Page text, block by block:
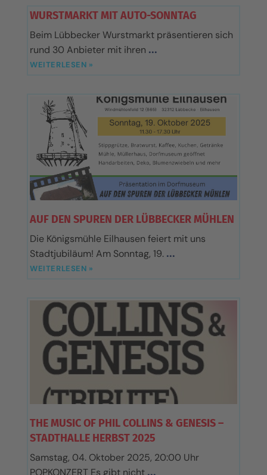
WURSTMARKT MIT AUTO-SONNTAG
Beim Lübbecker Wurstmarkt präsentieren sich
rund 30 Anbieter mit ihren
WEITERLESEN »
AUF DEN SPUREN DER LÜBBECKER MÜHLEN
Die Königsmühle Eilhausen feiert mit uns
Stadtjubiläum! Am Sonntag, 19.
WEITERLESEN »
THE MUSIC OF PHIL COLLINS & GENESIS –
STADTHALLE HERBST 2025
Samstag, 04. Oktober 2025, 20:00 Uhr
POPKONZERT Es gibt nicht